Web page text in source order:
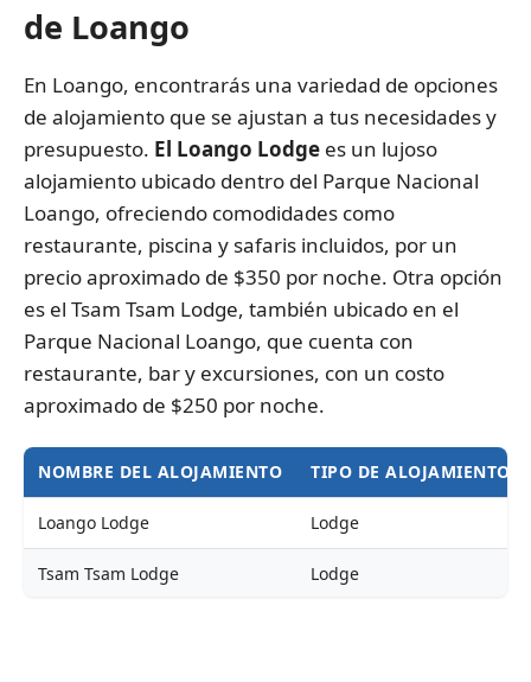
de Loango
En Loango, encontrarás una variedad de opciones
de alojamiento que se ajustan a tus necesidades y
presupuesto. El Loango Lodge es un lujoso
alojamiento ubicado dentro del Parque Nacional
Loango, ofreciendo comodidades como
restaurante, piscina y safaris incluidos, por un
precio aproximado de $350 por noche. Otra opción
es el Tsam Tsam Lodge, también ubicado en el
Parque Nacional Loango, que cuenta con
restaurante, bar y excursiones, con un costo
aproximado de $250 por noche.
NOMBRE DEL ALOJAMIENTO TIPO DE ALOJAMIENTO
Loango Lodge Lodge
Tsam Tsam Lodge Lodge